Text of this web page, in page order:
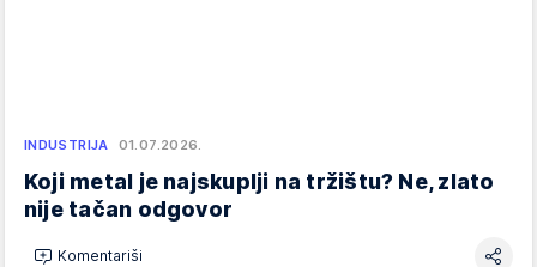
INDUSTRIJA 01.07.2026.
Koji metal je najskuplji na tržištu? Ne, zlato
nije tačan odgovor
Komentariši